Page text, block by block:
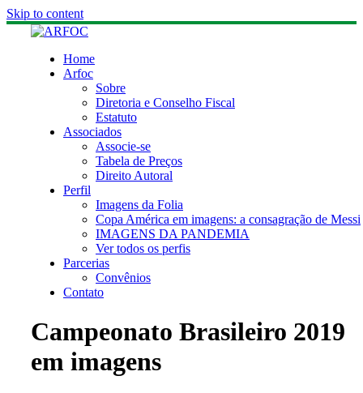
Skip to content
Home
Arfoc
Sobre
Diretoria e Conselho Fiscal
Estatuto
Associados
Associe-se
Tabela de Preços
Direito Autoral
Perfil
Imagens da Folia
Copa América em imagens: a consagração de Messi
IMAGENS DA PANDEMIA
Ver todos os perfis
Parcerias
Convênios
Contato
Campeonato Brasileiro 2019
em imagens